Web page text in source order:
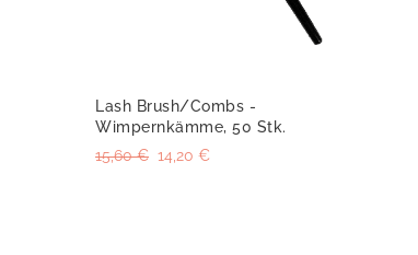
Lash Brush/Combs -
Wimpernkämme, 50 Stk.
14,20 €
15,60 €